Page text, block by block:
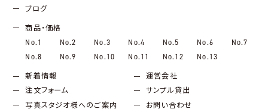
ブログ
商品・価格
No.1
No.2 No.3 No.4 No.5 No.6
No.7
No.8
No.9 No.10 No.11 No.12 No.13
新着情報
運営会社
注文フォーム
サンプル貸出
写真スタジオ様へのご案内
お問い合わせ